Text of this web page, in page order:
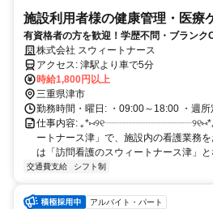
施設利用者様の健康管理・医療
有資格者の方を歓迎！学歴不問・ブランク
円・医療対応型施設での看護パート
株式会社 スウィートナース
アクセス: 津駅より車で5分
時給1,800円以上
三重県津市
勤務時間・曜日: ・09:00～18:00 ・週所
仕事内容: ｡*⑅୨୧┈┈┈┈┈┈┈┈┈୨୧⑅*｡
ートナース津」で、施設内の看護業務
は「訪問看護のスウィートナース津」
交通費支給 シフト制
アルバイト・パート